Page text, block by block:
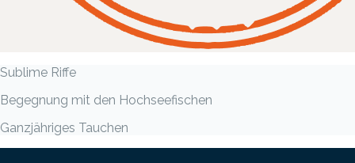
Sublime Riffe
Begegnung mit den Hochseefischen
Ganzjähriges Tauchen